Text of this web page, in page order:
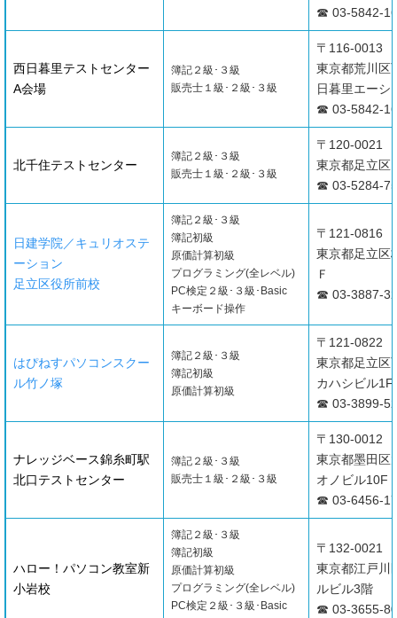
☎ 03-5842-
西日暮里テストセンター
A会場
簿記２級･３級
販売士１級･２級･３級
〒116-0013
東京都荒川
日暮里エー
☎ 03-5842-
北千住テストセンター
簿記２級･３級
販売士１級･２級･３級
〒120-0021
東京都足立区
☎ 03-5284-
日建学院／キュリオステ
ーション
足立区役所前校
簿記２級･３級
簿記初級
原価計算初級
プログラミング(全レベル)
PC検定２級･３級･Basic
キーボード操作
〒121-0816
東京都足立区
Ｆ
☎ 03-3887-
はぴねすパソコンスクー
ル竹ノ塚
簿記２級･３級
簿記初級
原価計算初級
〒121-0822
東京都足立
カハシビル1F
☎ 03-3899-
ナレッジベース錦糸町駅
北口テストセンター
簿記２級･３級
販売士１級･２級･３級
〒130-0012
東京都墨田
オノビル10F
☎ 03-6456-
ハロー！パソコン教室新
小岩校
簿記２級･３級
簿記初級
原価計算初級
プログラミング(全レベル)
PC検定２級･３級･Basic
〒132-0021
東京都江戸
ルビル3階
☎ 03-3655-